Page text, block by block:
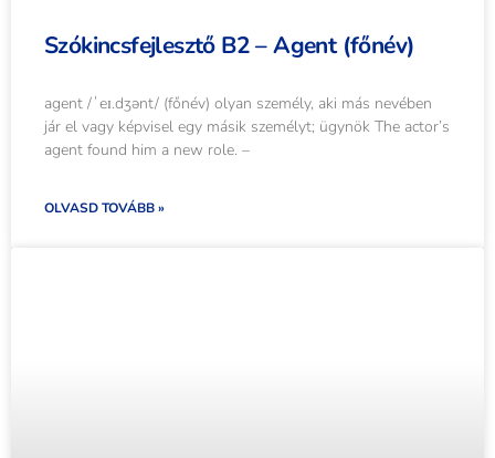
Szókincsfejlesztő B2 – Agent (főnév)
agent /ˈeɪ.dʒənt/ (főnév) olyan személy, aki más nevében
jár el vagy képvisel egy másik személyt; ügynök The actor’s
agent found him a new role. –
OLVASD TOVÁBB »